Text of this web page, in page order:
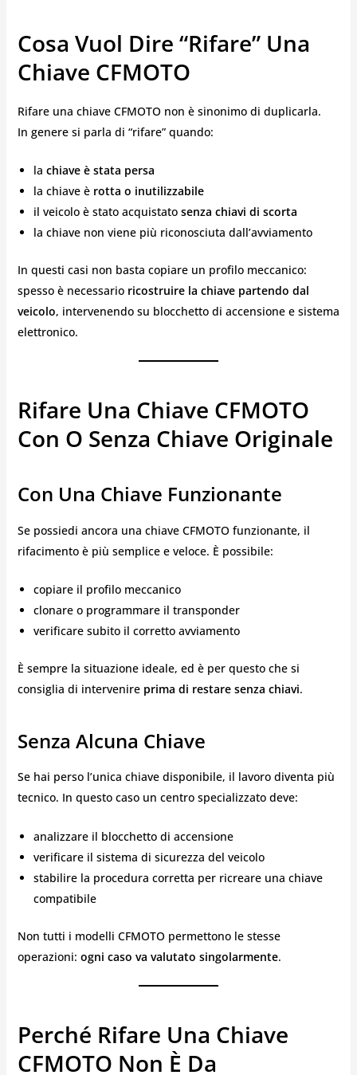
Cosa Vuol Dire “rifare” Una
Chiave CFMOTO
Rifare una chiave CFMOTO non è sinonimo di duplicarla.
In genere si parla di “rifare” quando:
la chiave è stata persa
la chiave è rotta o inutilizzabile
il veicolo è stato acquistato senza chiavi di scorta
la chiave non viene più riconosciuta dall’avviamento
In questi casi non basta copiare un profilo meccanico:
spesso è necessario ricostruire la chiave partendo dal
veicolo, intervenendo su blocchetto di accensione e sistema
elettronico.
Rifare Una Chiave CFMOTO
Con O Senza Chiave Originale
Con Una Chiave Funzionante
Se possiedi ancora una chiave CFMOTO funzionante, il
rifacimento è più semplice e veloce. È possibile:
copiare il profilo meccanico
clonare o programmare il transponder
verificare subito il corretto avviamento
È sempre la situazione ideale, ed è per questo che si
consiglia di intervenire prima di restare senza chiavi.
Senza Alcuna Chiave
Se hai perso l’unica chiave disponibile, il lavoro diventa più
tecnico. In questo caso un centro specializzato deve:
analizzare il blocchetto di accensione
verificare il sistema di sicurezza del veicolo
stabilire la procedura corretta per ricreare una chiave
compatibile
Non tutti i modelli CFMOTO permettono le stesse
operazioni: ogni caso va valutato singolarmente.
Perché Rifare Una Chiave
CFMOTO Non È Da